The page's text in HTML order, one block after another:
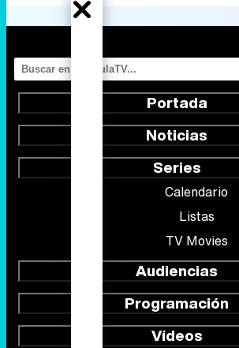
Portada
Noticias
Series
Calendario
Listas
TV Movies
Audiencias
Programación
Vídeos